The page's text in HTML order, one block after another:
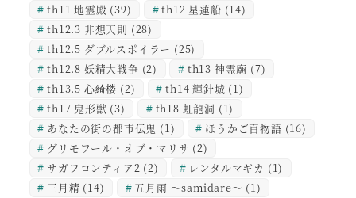
th11 地霊殿 (39) th12 星蓮船 (14)
th12.3 非想天則 (28)
th12.5 ダブルスポイラー (25)
th12.8 妖精大戦争 (2) th13 神霊廟 (7)
th13.5 心綺楼 (2) th14 輝針城 (1)
th17 鬼形獣 (3) th18 虹龍洞 (1)
あなたの街の都市伝鬼 (1) ほうかご百物語 (16)
グリモワール・オブ・マリサ (2)
サガフロンティア2 (2) レンタルマギカ (1)
三月精 (14) 五月雨 ～samidare～ (1)